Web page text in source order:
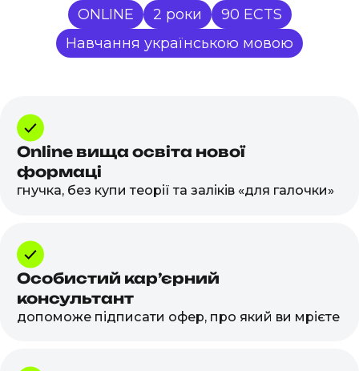
ONLINE 2 роки
90 ECTS
Навчання українською мовою
Online вища освіта нової
формаці
гнучка, без купи теорії та заліків «для галочки»
Особистий карʼєрний
консультант
допоможе підписати офер, про який ви мрієте